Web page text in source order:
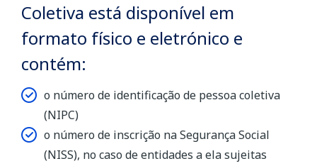
Coletiva está disponível em
formato físico e eletrónico e
contém:
o número de identificação de pessoa coletiva
(NIPC)
o número de inscrição na Segurança Social
(NISS), no caso de entidades a ela sujeitas